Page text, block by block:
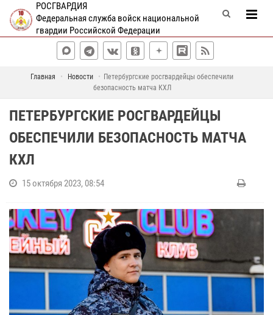
РОСГВАРДИЯ
Федеральная служба войск национальной
гвардии Российской Федерации
Главная Новости
Петербургские росгвардейцы обеспечили
безопасность матча КХЛ
ПЕТЕРБУРГСКИЕ РОСГВАРДЕЙЦЫ
ОБЕСПЕЧИЛИ БЕЗОПАСНОСТЬ МАТЧА
КХЛ
15 октября 2023, 08:54